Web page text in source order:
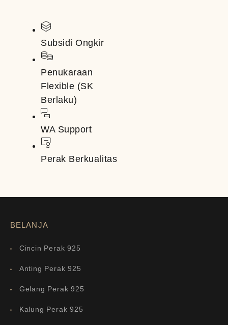
Subsidi Ongkir
Penukaraan
Flexible (SK
Berlaku)
WA Support
Perak Berkualitas
BELANJA
Cincin Perak 925
Anting Perak 925
Gelang Perak 925
Kalung Perak 925